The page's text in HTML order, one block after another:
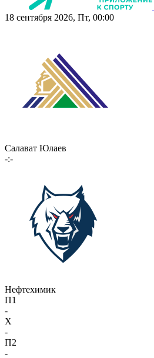
18 сентября 2026, Пт, 00:00
Салават Юлаев
-:-
Нефтехимик
П1
-
X
-
П2
-